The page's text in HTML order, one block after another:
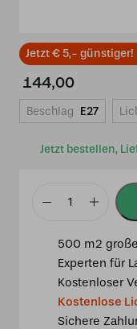
Jetzt € 5,- günstiger!
Jetzt bestellen,
144,00
Beschlag E27
Tiffany
Flow
Souplesse
Small
Menge
500 m2
Experten für
Kostenloser
Kostenlose
Sichere